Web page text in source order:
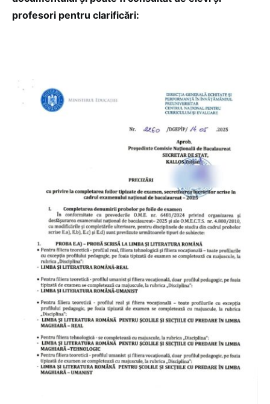
profesori pentru clarificări: